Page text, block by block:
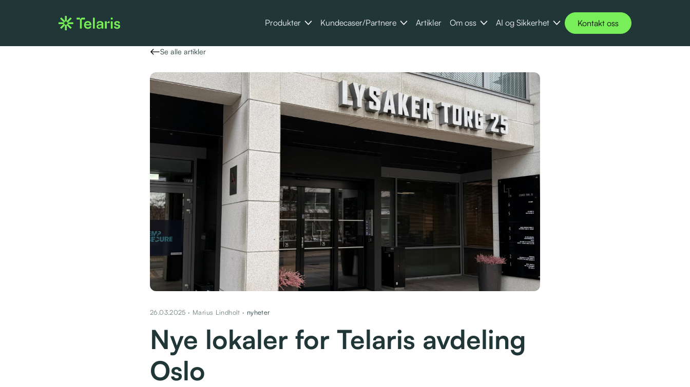
Produkter Kundecaser/Partnere Artikler Om oss AI og Sikkerhet Kontakt oss
Se alle artikler
26.03.2025 · Marius Lindholt · nyheter
Nye lokaler for Telaris avdeling
Oslo